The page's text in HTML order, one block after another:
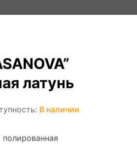
латунь
В наличии
полированная